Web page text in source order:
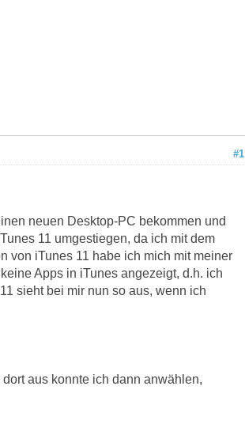
#1
neuen Desktop-PC bekommen und
11 umgestiegen, da ich mit dem
von iTunes 11 habe ich mich mit meiner
Apps in iTunes angezeigt, d.h. ich
sieht bei mir nun so aus, wenn ich
aus konnte ich dann anwählen,